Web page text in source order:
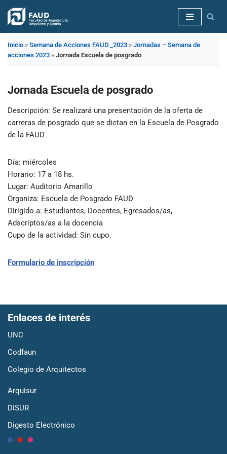
Saltar
contenido
Inicio » Semana de Acciones FAUD _2023 » Jornadas – Semana de
acciones 2023 » Jornada Escuela de posgrado
Jornada Escuela de posgrado
Descripción: Se realizará una presentación de la oferta de
carreras de posgrado que se dictan en la Escuela de Posgrado
de la FAUD
Día: miércoles
Horario: 17 a 18 hs.
Lugar: Auditorio Amarillo
Organiza: Escuela de Posgrado FAUD
Dirigido a: Estudiantes, Docentes, Egresados/as,
Adscriptos/as a la docencia
Cupo de la actividad: Sin cupo.
Formulario de inscripción
Enlaces de interés
UNC
Codfaun
Colegio de Arquitectos
Arquisur
DiSUR
Digesto Electrónico